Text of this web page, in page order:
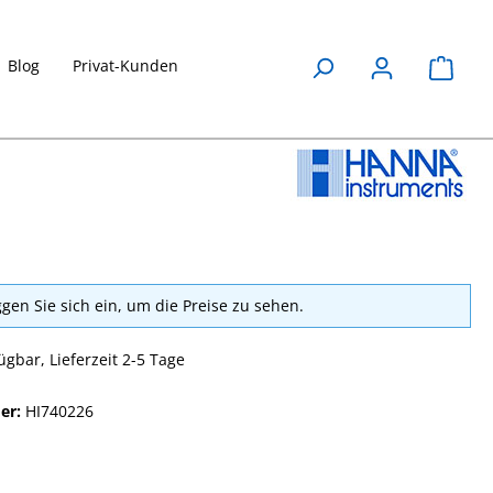
Blog Privat-Kunden
Sie sich ein, um die Preise zu sehen.
Lieferzeit 2-5 Tage
HI740226